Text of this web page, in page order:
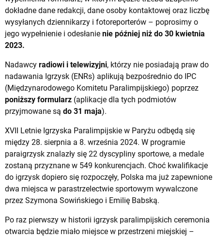
dokładne dane redakcji, dane osoby kontaktowej oraz liczbę
wysyłanych dziennikarzy i fotoreporterów – poprosimy o
jego wypełnienie i odesłanie nie później niż do 30 kwietnia
2023.
Nadawcy radiowi i telewizyjni, którzy nie posiadają praw do
nadawania Igrzysk (ENRs) aplikują bezpośrednio do IPC
(Międzynarodowego Komitetu Paralimpijskiego) poprzez
poniższy formularz (aplikacje dla tych podmiotów
przyjmowane są do 31 maja).
XVII Letnie Igrzyska Paralimpijskie w Paryżu odbędą się
między 28. sierpnia a 8. września 2024. W programie
paraigrzysk znalazły się 22 dyscypliny sportowe, a medale
zostaną przyznane w 549 konkurencjach. Choć kwalifikacje
do igrzysk dopiero się rozpoczęły, Polska ma już zapewnione
dwa miejsca w parastrzelectwie sportowym wywalczone
przez Szymona Sowińskiego i Emilię Babską.
Po raz pierwszy w historii igrzysk paralimpijskich ceremonia
otwarcia będzie miało miejsce w przestrzeni miejskiej –